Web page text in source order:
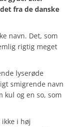
fra de danske
navn. Det, som
rigtig meget
lyserøde
smigrende navn
kul og en so, som
i høj